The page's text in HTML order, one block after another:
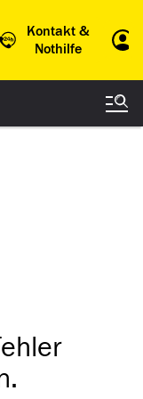
Kontakt &
Nothilfe